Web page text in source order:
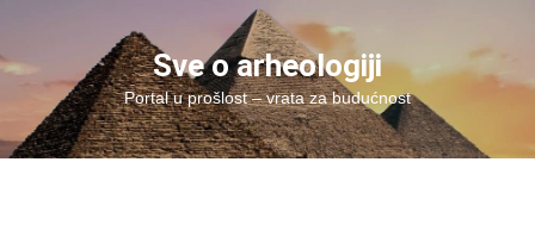
content
Sve o arheologiji
Portal u prošlost – vrata za budućnost